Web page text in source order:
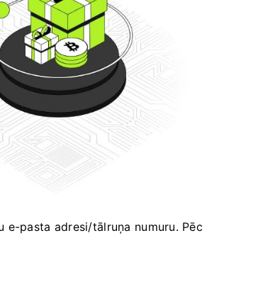
e-pasta adresi/tālruņa numuru. Pēc